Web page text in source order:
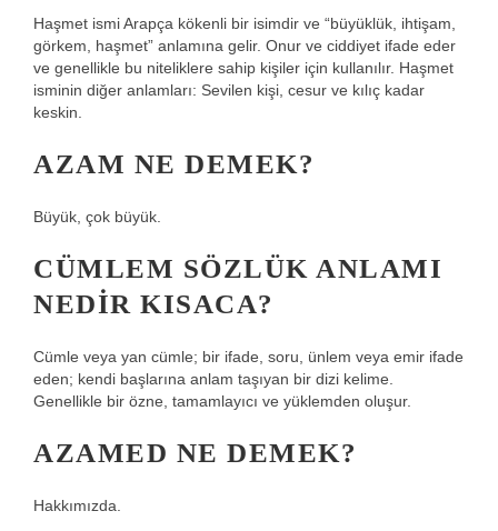
Haşmet ismi Arapça kökenli bir isimdir ve “büyüklük, ihtişam,
görkem, haşmet” anlamına gelir. Onur ve ciddiyet ifade eder
ve genellikle bu niteliklere sahip kişiler için kullanılır. Haşmet
isminin diğer anlamları: Sevilen kişi, cesur ve kılıç kadar
keskin.
AZAM NE DEMEK?
Büyük, çok büyük.
CÜMLEM SÖZLÜK ANLAMI
NEDIR KISACA?
Cümle veya yan cümle; bir ifade, soru, ünlem veya emir ifade
eden; kendi başlarına anlam taşıyan bir dizi kelime.
Genellikle bir özne, tamamlayıcı ve yüklemden oluşur.
AZAMED NE DEMEK?
Hakkımızda.